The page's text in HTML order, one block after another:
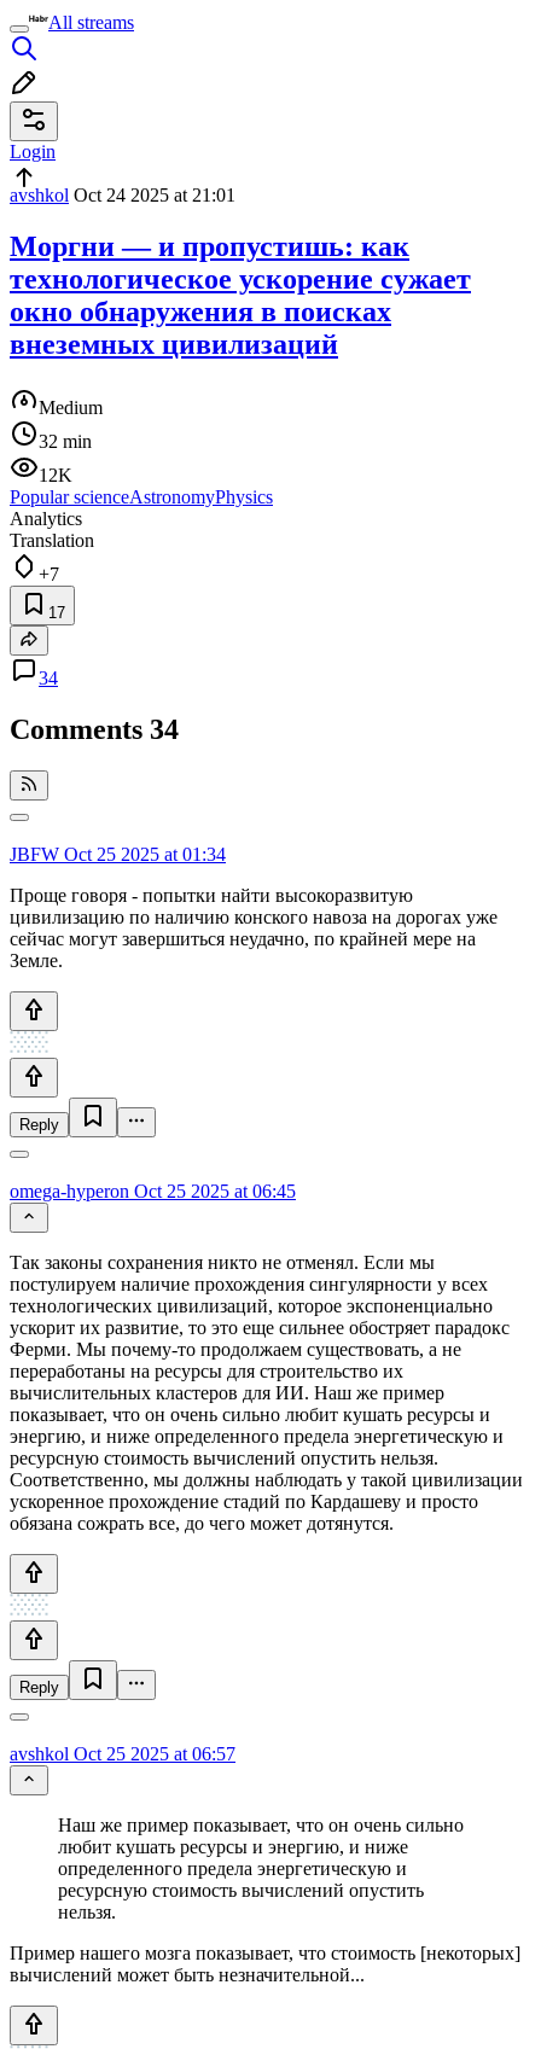
All streams
Login
avshkol Oct 24 2025 at 21:01
Моргни — и пропустишь: как
технологическое ускорение сужает
окно обнаружения в поисках
внеземных цивилизаций
Medium
32 min
12K
Popular scienceAstronomyPhysics
Analytics
Translation
+7
17
34
Comments 34
JBFW Oct 25 2025 at 01:34
Проще говоря - попытки найти высокоразвитую
цивилизацию по наличию конского навоза на дорогах уже
сейчас могут завершиться неудачно, по крайней мере на
Земле.
Reply
omega-hyperon Oct 25 2025 at 06:45
Так законы сохранения никто не отменял. Если мы
постулируем наличие прохождения сингулярности у всех
технологических цивилизаций, которое экспоненциально
ускорит их развитие, то это еще сильнее обостряет парадокс
Ферми. Мы почему-то продолжаем существовать, а не
переработаны на ресурсы для строительство их
вычислительных кластеров для ИИ. Наш же пример
показывает, что он очень сильно любит кушать ресурсы и
энергию, и ниже определенного предела энергетическую и
ресурсную стоимость вычислений опустить нельзя.
Соответственно, мы должны наблюдать у такой цивилизации
ускоренное прохождение стадий по Кардашеву и просто
обязана сожрать все, до чего может дотянутся.
Reply
avshkol Oct 25 2025 at 06:57
Наш же пример показывает, что он очень сильно
любит кушать ресурсы и энергию, и ниже
определенного предела энергетическую и
ресурсную стоимость вычислений опустить
нельзя.
Пример нашего мозга показывает, что стоимость [некоторых]
вычислений может быть незначительной...